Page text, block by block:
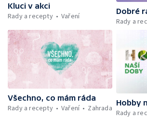
Kluci v akci
Rady a recepty
Vaření
Dobré
Rady a
Všechno, co mám ráda
Rady a recepty
Vaření Zahrada
Hobby
Rady a